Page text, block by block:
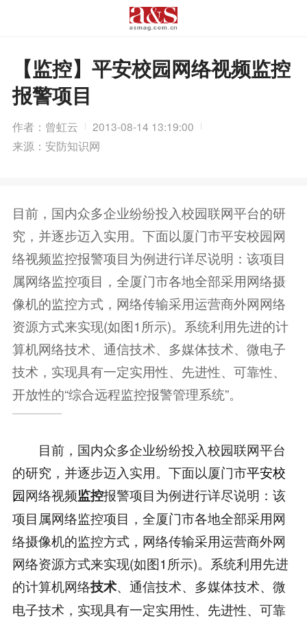
【监控】平安校园网络视频监控
报警项目
作者：曾虹云
2013-08-14 13:19:00
来源：安防知识网
目前，国内众多企业纷纷投入校园联网平台的研
究，并逐步迈入实用。下面以厦门市平安校园网
络视频监控报警项目为例进行详尽说明：该项目
属网络监控项目，全厦门市各地全部采用网络摄
像机的监控方式，网络传输采用运营商外网网络
资源方式来实现(如图1所示)。系统利用先进的计
算机网络技术、通信技术、多媒体技术、微电子
技术，实现具有一定实用性、先进性、可靠性、
开放性的“综合远程监控报警管理系统”。
目前，国内众多企业纷纷投入校园联网平台
的研究，并逐步迈入实用。下面以厦门市平安校
园网络视频监控报警项目为例进行详尽说明：该
项目属网络监控项目，全厦门市各地全部采用网
络摄像机的监控方式，网络传输采用运营商外网
网络资源方式来实现(如图1所示)。系统利用先进
的计算机网络技术、通信技术、多媒体技术、微
电子技术，实现具有一定实用性、先进性、可靠